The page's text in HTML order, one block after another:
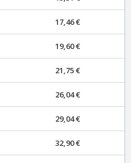
17,46 €
19,60 €
21,75 €
26,04 €
29,04 €
32,90 €